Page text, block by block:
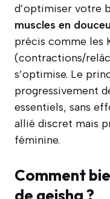
d’optimiser votre
muscles en
précis comme les
(contractions/
s’optimise. Le
progressivement
essentiels, sans
allié discret mais
féminine.
Comment